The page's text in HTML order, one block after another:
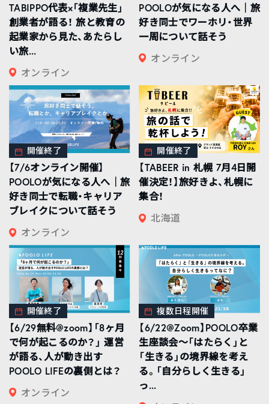
TABIPPO代表×「複業先生」
創業者が語る！ 旅と教育の
起業家から見た、あたらし
い旅...
オンライン
POOLOが気になる人へ｜旅
好き同士でワーホリ・世界
一周について話そう
オンライン
開催終了
【7/6オンライン開催】
POOLOが気になる人へ｜旅
好き同士で転職・キャリア
ブレイクについて話そう
オンライン
開催終了
【TABEER in 札幌 7月4日開
催決定！】旅好きよ、札幌に
集合！
北海道
開催終了
【6/29無料@zoom】「8ヶ月
で何が起こるのか？」 運営
が語る、人が動き出す
POOLO LIFEの裏側とは？
オンライン
複数日程開催
【6/22@Zoom】POOLO卒業
生座談会〜「はたらく」と
「生きる」の境界線を考え
る。「自分らしく生きる」
っ...